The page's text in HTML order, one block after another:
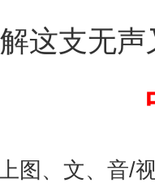
这支无
图、文、音/
谢